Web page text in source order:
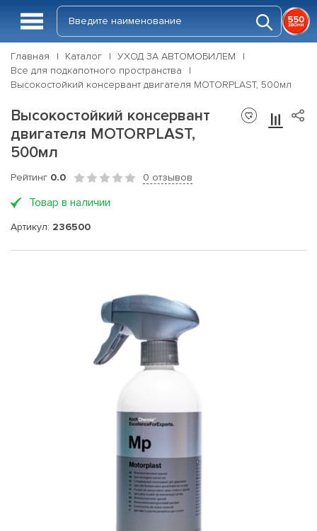
Главная Каталог
УХОД ЗА АВТОМОБИЛЕМ
Все для подкапотного пространства
Высокостойкий консервант двигателя MOTORPLAST, 500мл
Высокостойкий консервант
двигателя MOTORPLAST,
500мл
Рейтинг 0.0 0 отзывов
Товар в наличии
Артикул: 236500